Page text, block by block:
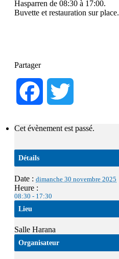
Hasparren de 08:30 à 17:00.
Buvette et restauration sur place.
Partager
Facebook
Cet évènement est passé.
Détails
Date : dimanche 30 novembre 2025
Heure :
08:30 - 17:30
Lieu
Salle Harana
Organisateur